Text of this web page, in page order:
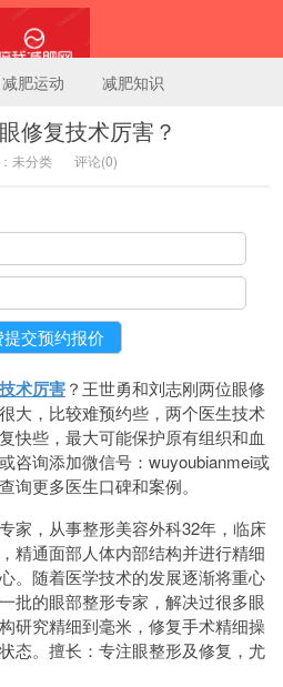
我减肥网
减肥运动 减肥知识
修复技术厉害？
未分类 评论(0)
术厉害？王世勇和刘志刚两位眼修
大，比较难预约些，两个医生技术
快些，最大可能保护原有组织和血
咨询添加微信号：wuyoubianmei或
询更多医生口碑和案例。
家，从事整形美容外科32年，临床
精通面部人体内部结构并进行精细
。随着医学技术的发展逐渐将重心
批的眼部整形专家，解决过很多眼
研究精细到毫米，修复手术精细操
态。擅长：专注眼整形及修复，尤